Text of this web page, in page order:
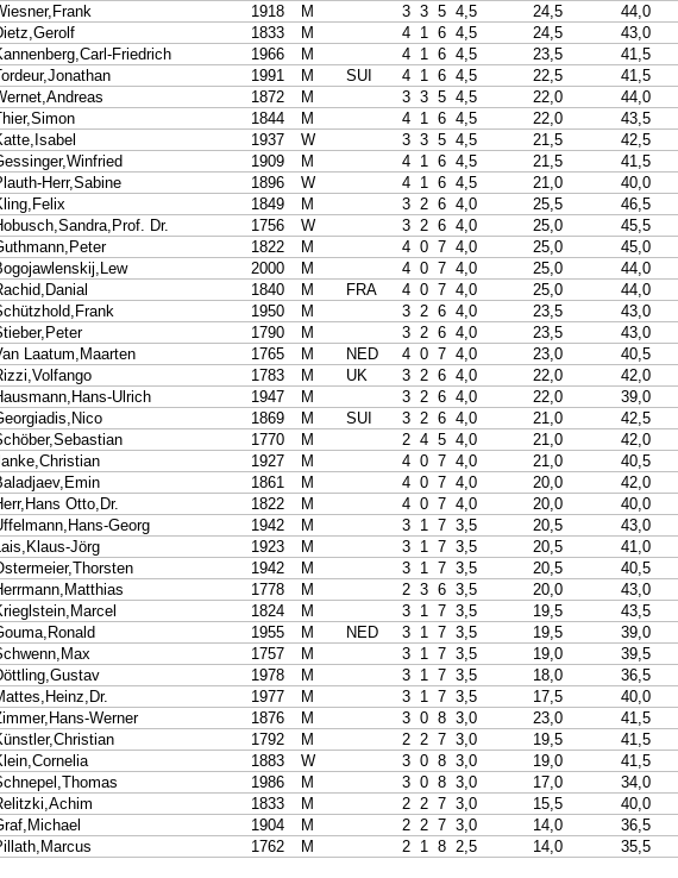
1918 M 3 3 5 4,5 24,5
44,0
1833 M 4 1 6 4,5 24,5
43,0
Friedrich 1966 M 4 1 6 4,5 23,5
41,5
1991 M SUI 4 1 6 4,5 22,5
41,5
1872 M 3 3 5 4,5 22,0
44,0
1844 M 4 1 6 4,5 22,0
43,5
1937 W 3 3 5 4,5 21,5
42,5
1909 M 4 1 6 4,5 21,5
41,5
Herr,Sabine 1896 W 4 1 6 4,5 21,0
40,0
1849 M 3 2 6 4,0 25,5
46,5
Dr. 1756 W 3 2 6 4,0 25,0
45,5
1822 M 4 0 7 4,0 25,0
45,0
2000 M 4 0 7 4,0 25,0
44,0
1840 M FRA 4 0 7 4,0 25,0
44,0
1950 M 3 2 6 4,0 23,5
43,0
1790 M 3 2 6 4,0 23,5
43,0
Laatum,Maarten 1765 M NED 4 0 7 4,0 23,0
40,5
1783 M UK 3 2 6 4,0 22,0
42,0
Ulrich 1947 M 3 2 6 4,0 22,0
39,0
1869 M SUI 3 2 6 4,0 21,0
42,5
1770 M 2 4 5 4,0 21,0
42,0
1927 M 4 0 7 4,0 21,0
40,5
1861 M 4 0 7 4,0 20,0
42,0
Otto,Dr. 1822 M 4 0 7 4,0 20,0
40,0
Georg 1942 M 3 1 7 3,5 20,5
43,0
Jörg 1923 M 3 1 7 3,5 20,5
41,0
1942 M 3 1 7 3,5 20,5
40,5
1778 M 2 3 6 3,5 20,0
43,0
1824 M 3 1 7 3,5 19,5
43,5
1955 M NED 3 1 7 3,5 19,5
39,0
1757 M 3 1 7 3,5 19,0
39,5
1978 M 3 1 7 3,5 18,0
36,5
1977 M 3 1 7 3,5 17,5
40,0
Werner 1876 M 3 0 8 3,0 23,0
41,5
1792 M 2 2 7 3,0 19,5
41,5
1883 W 3 0 8 3,0 19,0
41,5
1986 M 3 0 8 3,0 17,0
34,0
1833 M 2 2 7 3,0 15,5
40,0
1904 M 2 2 7 3,0 14,0
36,5
1762 M 2 1 8 2,5 14,0 35,5